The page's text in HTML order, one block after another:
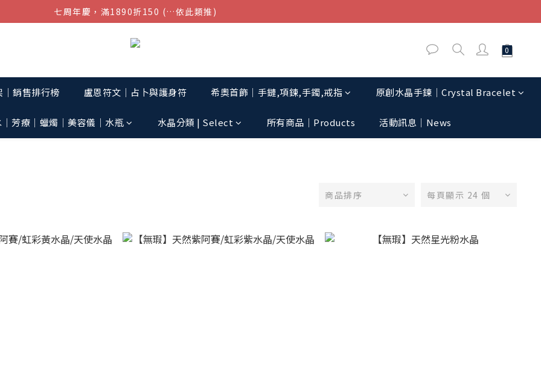
結帳金額滿$1080超取免運
七周年慶，滿1890折150 (…依此類推)
│銷售排行榜 盧恩符文｜占卜與護身符 希奧首飾│手鏈,項鍊,手鐲,戒指 原創水晶手鍊│Crystal Bracelet
│芳療│蠟燭│美容儀│水瓶 水晶分類 | Select 所有商品｜Products 活動訊息│News
商品排序 每頁顯示 24 個